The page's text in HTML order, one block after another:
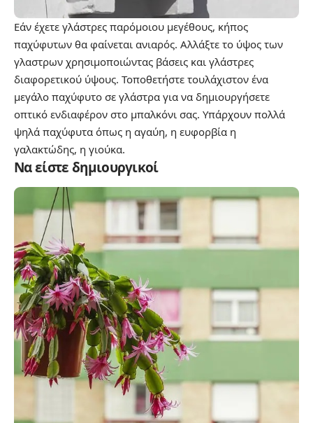
Εάν έχετε γλάστρες παρόμοιου μεγέθους, κήπος
παχύφυτων θα φαίνεται ανιαρός. Αλλάξτε το ύψος των
γλαστρων χρησιμοποιώντας βάσεις και γλάστρες
διαφορετικού ύψους. Τοποθετήστε τουλάχιστον ένα
μεγάλο παχύφυτο σε γλάστρα για να δημιουργήσετε
οπτικό ενδιαφέρον στο μπαλκόνι σας. Υπάρχουν πολλά
ψηλά παχύφυτα όπως η αγαύη, η ευφορβία η
γαλακτώδης, η γιούκα.
Να είστε δημιουργικοί